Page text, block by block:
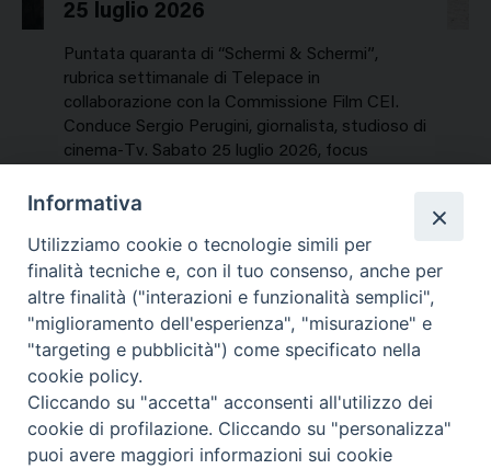
25 luglio 2026
Puntata quaranta di “Schermi & Schermi”,
rubrica settimanale di Telepace in
collaborazione con la Commissione Film CEI.
Conduce Sergio Perugini, giornalista, studioso di
cinema-Tv. Sabato 25 luglio 2026, focus
NEWS, PERCORSI TEMATICI
Mercoledì 29 Luglio 2026
Informativa
Utilizziamo cookie o tecnologie simili per
finalità tecniche e, con il tuo consenso, anche per
altre finalità ("interazioni e funzionalità semplici",
"miglioramento dell'esperienza", "misurazione" e
"targeting e pubblicità") come specificato nella
cookie policy.
Cliccando su "accetta" acconsenti all'utilizzo dei
cookie di profilazione. Cliccando su "personalizza"
puoi avere maggiori informazioni sui cookie